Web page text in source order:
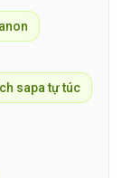
sapa tự túc